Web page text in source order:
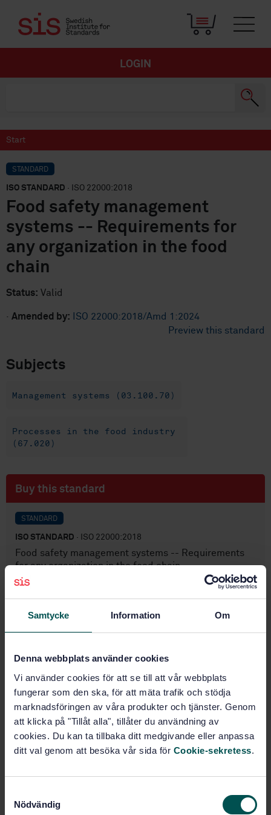
Samtycke Information Om
Denna webbplats använder cookies
Vi använder cookies för att se till att vår webbplats
fungerar som den ska, för att mäta trafik och stödja
marknadsföringen av våra produkter och tjänster. Genom
att klicka på "Tillåt alla", tillåter du användning av
cookies. Du kan ta tillbaka ditt medgivande eller anpassa
ditt val genom att besöka vår sida för Cookie-sekretess.
Nödvändig
LOGIN
Start
STANDARD
ISO STANDARD · ISO 22000:2018
Food safety management
systems -- Requirements for
any organization in the food
chain
Status: Valid
· Amended by:
ISO 22000:2018/Amd 1:2024
Preview this standard
Subjects
Management systems (03.100.70)
Processes in the food industry
(67.020)
Buy this standard
STANDARD
ISO STANDARD · ISO 22000:2018
Food safety management systems -- Requirements
for any organization in the food chain
2 411 SEK
PDF
Show more
Product information
Language: English
Article no: